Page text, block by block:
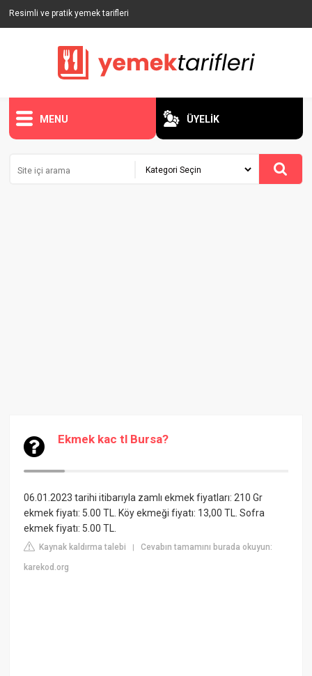
Resimli ve pratik yemek tarifleri
MENU ÜYELİK
Ekmek kac tl Bursa?
06.01.2023 tarihi itibarıyla zamlı ekmek fiyatları: 210 Gr
ekmek fiyatı: 5.00 TL. Köy ekmeği fiyatı: 13,00 TL. Sofra
ekmek fiyatı: 5.00 TL.
Kaynak kaldırma talebi |Cevabın tamamını burada okuyun:
karekod.org